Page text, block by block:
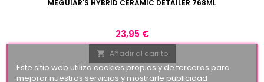
MEGUIAR'S HYBRID CERAMIC DETAILER 768ML
Precio
23,95 €
 Añadir al carrito
Este sitio web utiliza cookies propias y de terceros para
mejorar nuestros servicios y mostrarle publicidad